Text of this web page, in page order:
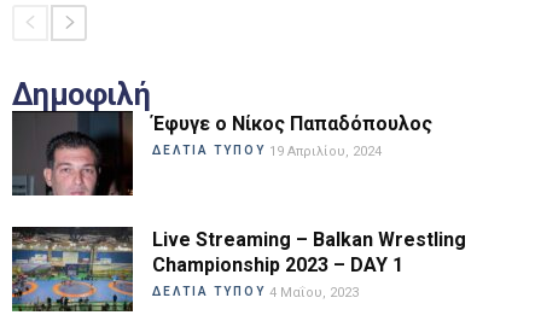
Δημοφιλή
Έφυγε ο Νίκος Παπαδόπουλος
ΔΕΛΤΙΑ ΤΥΠΟΥ 19 Απριλίου, 2024
Live Streaming – Balkan Wrestling
Championship 2023 – DAY 1
ΔΕΛΤΙΑ ΤΥΠΟΥ 4 Μαΐου, 2023